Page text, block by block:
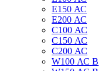
E150 АС
E200 АС
C100 АС
C150 АС
C200 АС
W100 АС B